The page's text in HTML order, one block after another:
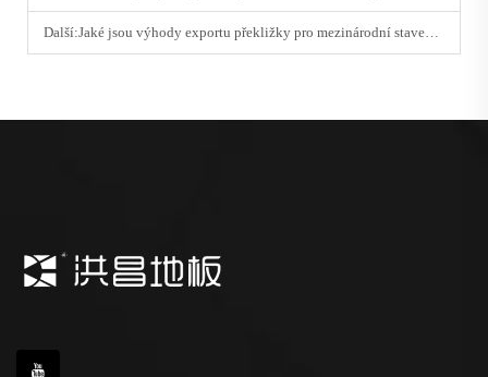
Další:Jaké jsou výhody exportu překližky pro mezinárodní stavební projekty